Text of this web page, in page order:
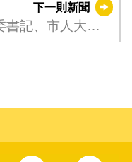
下一則新聞
書記、市人大常